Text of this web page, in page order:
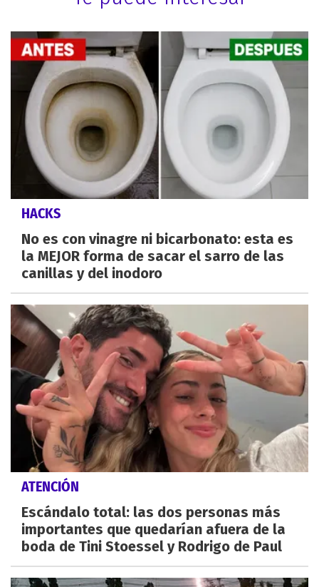
HACKS
No es con vinagre ni bicarbonato: esta es
la MEJOR forma de sacar el sarro de las
canillas y del inodoro
ATENCIÓN
Escándalo total: las dos personas más
importantes que quedarían afuera de la
boda de Tini Stoessel y Rodrigo de Paul